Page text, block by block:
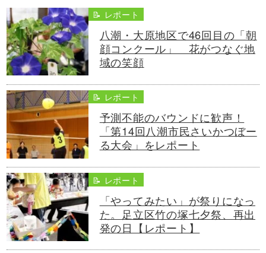
📝 レポート
八潮・大原地区で46回目の「朝
顔コンクール」 花がつなぐ地
域の笑顔
📝 レポート
予測不能のバウンドに歓声！
「第14回八潮市民さいかつぼー
る大会」をレポート
📝 レポート
「やってみたい」が祭りになっ
た。足立区竹の塚七夕祭、再出
発の日【レポート】